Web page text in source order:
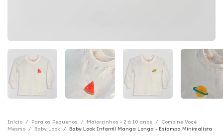
Início / Para os Pequenos / Maiorzinhos - 2 à 10 anos /
Combine Você
Mesmo / Baby Look / Baby Look Infantil Manga Longa - Estampa Minimalista